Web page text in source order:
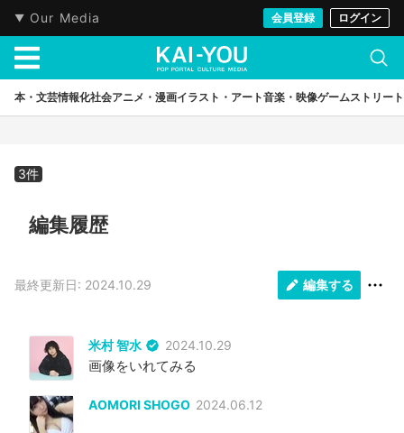
Our Media 会員登録 ログイン
本・文芸情報化社会アニメ・漫画イラスト・アート音楽・映像ゲームストリート
KAI-YOU キーフレーズ
3件
編集履歴
最終更新日: 2024.10.29 編集する
米村 智水 2024.10.29
画像をいれてみる
AOMORI SHOGO 2024.06.12